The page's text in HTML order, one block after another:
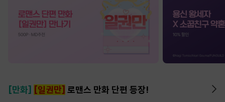
[만화] [일권만] 로맨스 만화 단편 등장!